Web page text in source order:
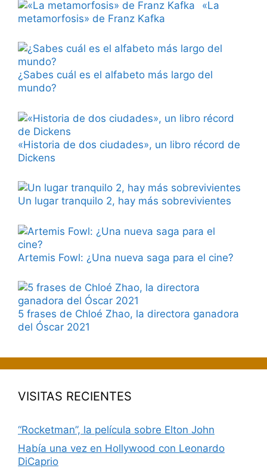
«La
metamorfosis» de Franz Kafka
¿Sabes cuál es el alfabeto más largo del
mundo?
«Historia de dos ciudades», un libro récord de
Dickens
Un lugar tranquilo 2, hay más sobrevivientes
Artemis Fowl: ¿Una nueva saga para el cine?
5 frases de Chloé Zhao, la directora ganadora
del Óscar 2021
VISITAS RECIENTES
“Rocketman”, la película sobre Elton John
Había una vez en Hollywood con Leonardo
DiCaprio